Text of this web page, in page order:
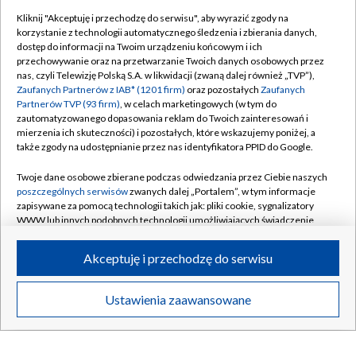
GORZÓW WLKP.
KATOWICE KIELCE
KRAKÓW / LUBLIN / ŁÓDŹ / OLSZTYN /
OPOLE / POZNAŃ / RZESZÓW /
SZCZECIN / WARSZAWA / WROCŁAW
TVP
Abonament TVP
Emisja w TVP
Centrum informacji TVP
Naziemna Telewizja Cyfrowa
Sklep TVP
Polityka prywatności
Moje zgody
Pomoc
Biuro reklamy
Kliknij "Akceptuję i przechodzę do serwisu", aby wyrazić zgody na
korzystanie z technologii automatycznego śledzenia i zbierania danych,
dostęp do informacji na Twoim urządzeniu końcowym i ich
przechowywanie oraz na przetwarzanie Twoich danych osobowych przez
nas, czyli Telewizję Polską S.A. w likwidacji (zwaną dalej również „TVP”),
Zaufanych Partnerów z IAB* (1201 firm) oraz pozostałych Zaufanych
Partnerów TVP (93 firm), w celach marketingowych (w tym do
zautomatyzowanego dopasowania reklam do Twoich zainteresowań i
mierzenia ich skuteczności) i pozostałych, które wskazujemy poniżej, a
także zgody na udostępnianie przez nas identyfikatora PPID do Google.
Twoje dane osobowe zbierane podczas odwiedzania przez Ciebie naszych
poszczególnych serwisówzwanych dalej „Portalem”, w tym informacje
zapisywane za pomocą technologii takich jak: pliki cookie, sygnalizatory
WWW lub innych podobnych technologii umożliwiających świadczenie
ruchu w Internecie.
Twoje dane osobowe zbierane podczas odwiedzania przez Ciebie
poszczególnych serwisówna Portalu, takie jak adresy IP, identyfikatory
Ustawienia zaawansowane
Akceptuję i przechodzę do serwisu